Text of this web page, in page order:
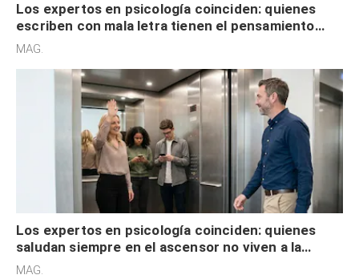
Los expertos en psicología coinciden: quienes
escriben con mala letra tienen el pensamiento
acelerado y no lo hacen por desinterés
MAG.
Los expertos en psicología coinciden: quienes
saludan siempre en el ascensor no viven a la
defensiva y tienen apertura social
MAG.